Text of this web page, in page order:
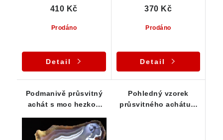
Prodáno
410 Kč
Detail
Prodáno
370 Kč
Detail
Podmanivě průsvitný
achát s moc hezkou
Pohledný vzorek
průsvitného achátu z